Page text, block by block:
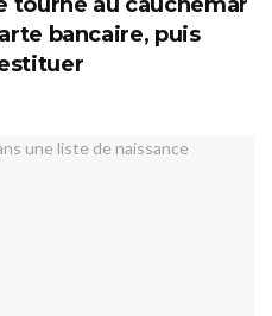
tourne au cauchemar
bancaire, puis